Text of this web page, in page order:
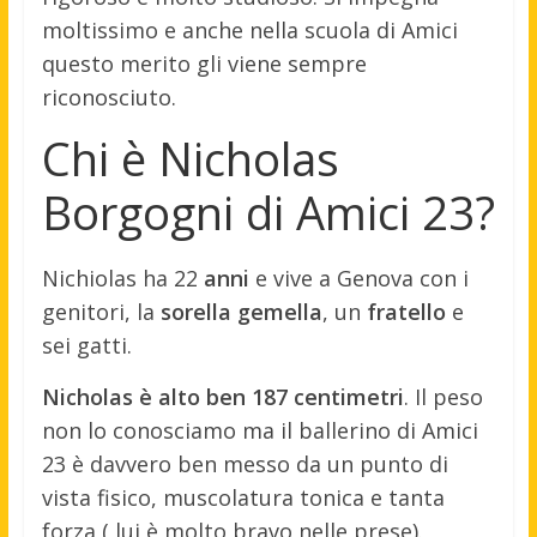
moltissimo e anche nella scuola di Amici
questo merito gli viene sempre
riconosciuto.
Chi è Nicholas
Borgogni di Amici 23?
Nichiolas ha 22 anni e vive a Genova con i
genitori, la sorella gemella, un fratello e
sei gatti.
Nicholas è alto ben 187 centimetri. Il peso
non lo conosciamo ma il ballerino di Amici
23 è davvero ben messo da un punto di
vista fisico, muscolatura tonica e tanta